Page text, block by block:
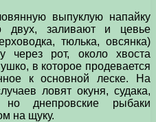
выпуклую напайку
двух, заливают и цевье
тюлька, овсянка)
через рот, около хвоста
в которое продевается
к основной леске. На
ловят окуня, судака,
днепровские рыбаки
на щуку.